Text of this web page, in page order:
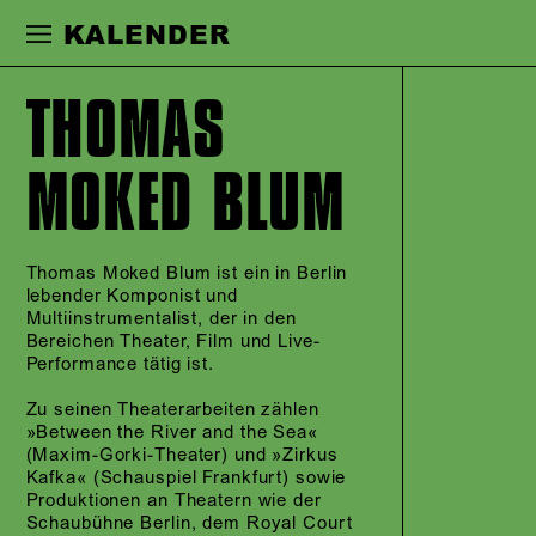
Zur Hauptnavigation springen
KALENDER
THOMAS
MOKED BLUM
Thomas Moked Blum ist ein in Berlin
lebender Komponist und
Multiinstrumentalist, der in den
Bereichen Theater, Film und Live-
Performance tätig ist.
Zu seinen Theaterarbeiten zählen
»Between the River and the Sea«
(Maxim-Gorki-Theater) und »Zirkus
Kafka« (Schauspiel Frankfurt) sowie
Produktionen an Theatern wie der
Schaubühne Berlin, dem Royal Court